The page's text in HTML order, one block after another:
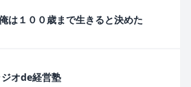
は１００歳まで生きると決めた
オde経営塾